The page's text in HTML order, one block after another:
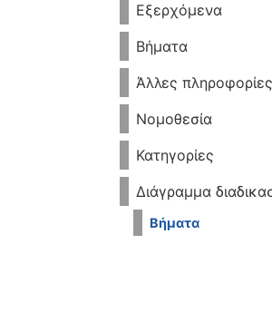
Εξερχόμενα
Βήματα
Άλλες πληροφορίες
Νομοθεσία
Κατηγορίες
Διάγραμμα
Βήματα